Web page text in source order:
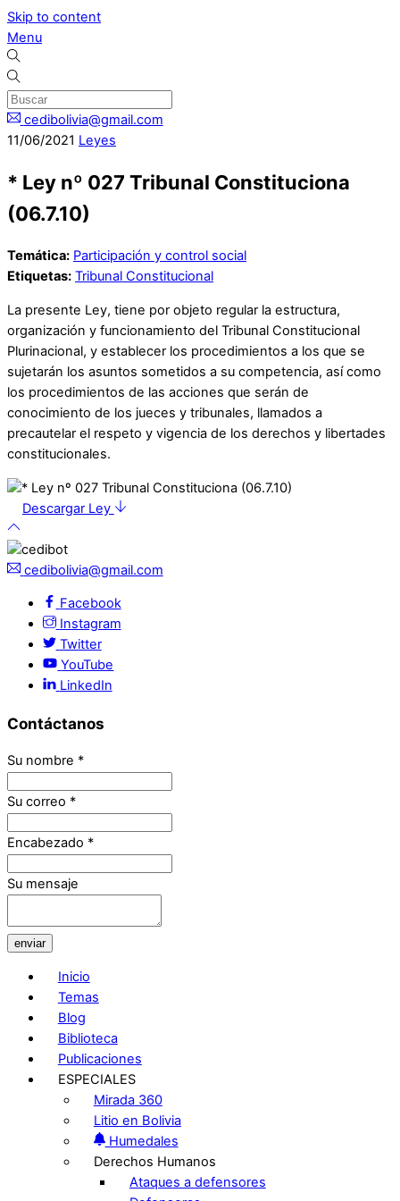
Skip to content
Menu
cedibolivia@gmail.com
11/06/2021 Leyes
* Ley nº 027 Tribunal Constituciona
(06.7.10)
Temática: Participación y control social
Etiquetas: Tribunal Constitucional
La presente Ley, tiene por objeto regular la estructura,
organización y funcionamiento del Tribunal Constitucional
Plurinacional, y establecer los procedimientos a los que se
sujetarán los asuntos sometidos a su competencia, así como
los procedimientos de las acciones que serán de
conocimiento de los jueces y tribunales, llamados a
precautelar el respeto y vigencia de los derechos y libertades
constitucionales.
Descargar Ley
cedibolivia@gmail.com
Facebook
Instagram
Twitter
YouTube
LinkedIn
Contáctanos
Su nombre *
Su correo *
Encabezado *
Su mensaje
enviar
Inicio
Temas
Blog
Biblioteca
Publicaciones
ESPECIALES
Mirada 360
Litio en Bolivia
Humedales
Derechos Humanos
Ataques a defensores